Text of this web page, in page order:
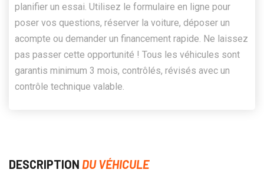
planifier un essai. Utilisez le formulaire en ligne pour
poser vos questions, réserver la voiture, déposer un
acompte ou demander un financement rapide. Ne laissez
pas passer cette opportunité ! Tous les véhicules sont
garantis minimum 3 mois, contrôlés, révisés avec un
contrôle technique valable.
DESCRIPTION DU VÉHICULE